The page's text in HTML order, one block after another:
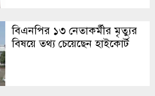
বিএনপির ১৩ নেতাকর্মীর মৃত্যুর
বিষয়ে তথ্য চেয়েছেন হাইকোর্ট